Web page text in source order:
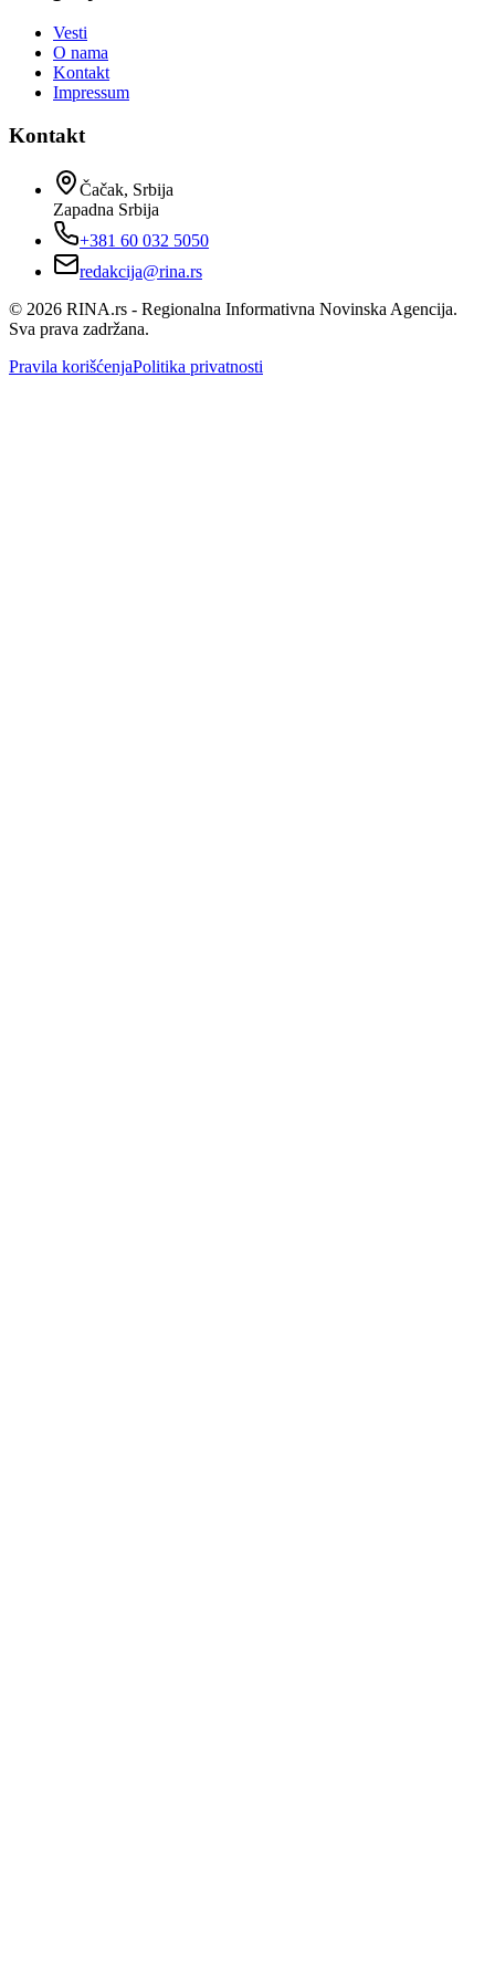
Vesti
O nama
Kontakt
Impressum
Kontakt
Čačak, Srbija
Zapadna Srbija
+381 60 032 5050
redakcija@rina.rs
© 2026 RINA.rs - Regionalna Informativna Novinska Agencija.
Sva prava zadržana.
Pravila korišćenjaPolitika privatnosti